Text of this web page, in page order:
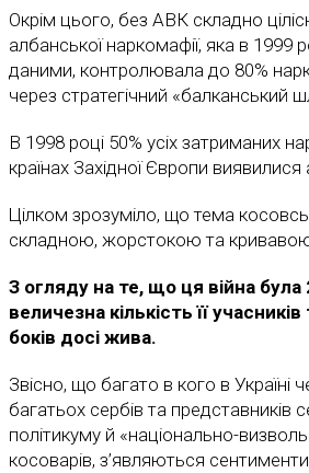
Окрім цього, без АВК складно
албанської наркомафії, яка в 1999
даними, контролювала до 80%
через стратегічний «балканський
В 1998 році 50% усіх затриманих
країнах Західної Європи
Цілком зрозуміло, що тема
складною, жорстокою та
З огляду на те, що ця війна була
величезна кількість її
боків досі жива.
Звісно, що багато в кого в Україні
багатьох сербів та представників
політикуму й «національно-
косоварів, з’являються